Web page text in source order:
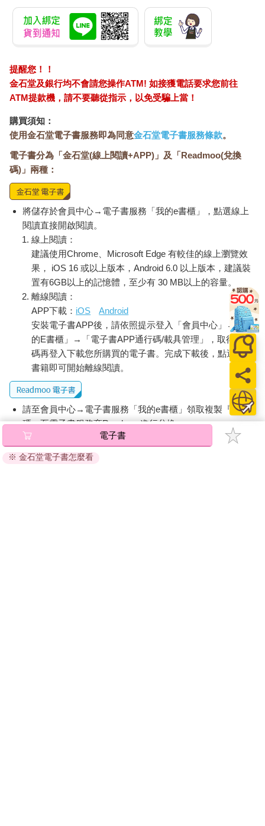
提醒您！！
金石堂及銀行均不會請您操作ATM! 如接獲電話要求您前往
ATM提款機，請不要聽從指示，以免受騙上當！
購買須知：
使用金石堂電子書服務即為同意金石堂電子書服務條款。
電子書分為「金石堂(線上閱讀+APP)」及「Readmoo(兌換
碼)」兩種：
將儲存於會員中心→電子書服務「我的e書櫃」，點選線上
閱讀直接開啟閱讀。
線上閱讀：
建議使用Chrome、Microsoft Edge 有較佳的線上瀏覽效
果， iOS 16 或以上版本，Android 6.0 以上版本，建議裝
置有6GB以上的記憶體，至少有 30 MB以上的容量。
離線閱讀：
APP下載： iOS
Android
安裝電子書APP後，請依照提示登入「會員中心」→「我
的E書櫃」→「電子書APP通行碼/載具管理」，取得通行
碼再登入下載您所購買的電子書。完成下載後，點選任一
書籍即可開始離線閱讀。
請至會員中心→電子書服務「我的e書櫃」領取複製『兌換
碼』至電子書服務商Readmoo進行兌換。
退換貨須知：
因版權保護，您在金石堂所購買的電子書僅能以金石堂專屬
電子書
※ 金石堂電子書怎麼看